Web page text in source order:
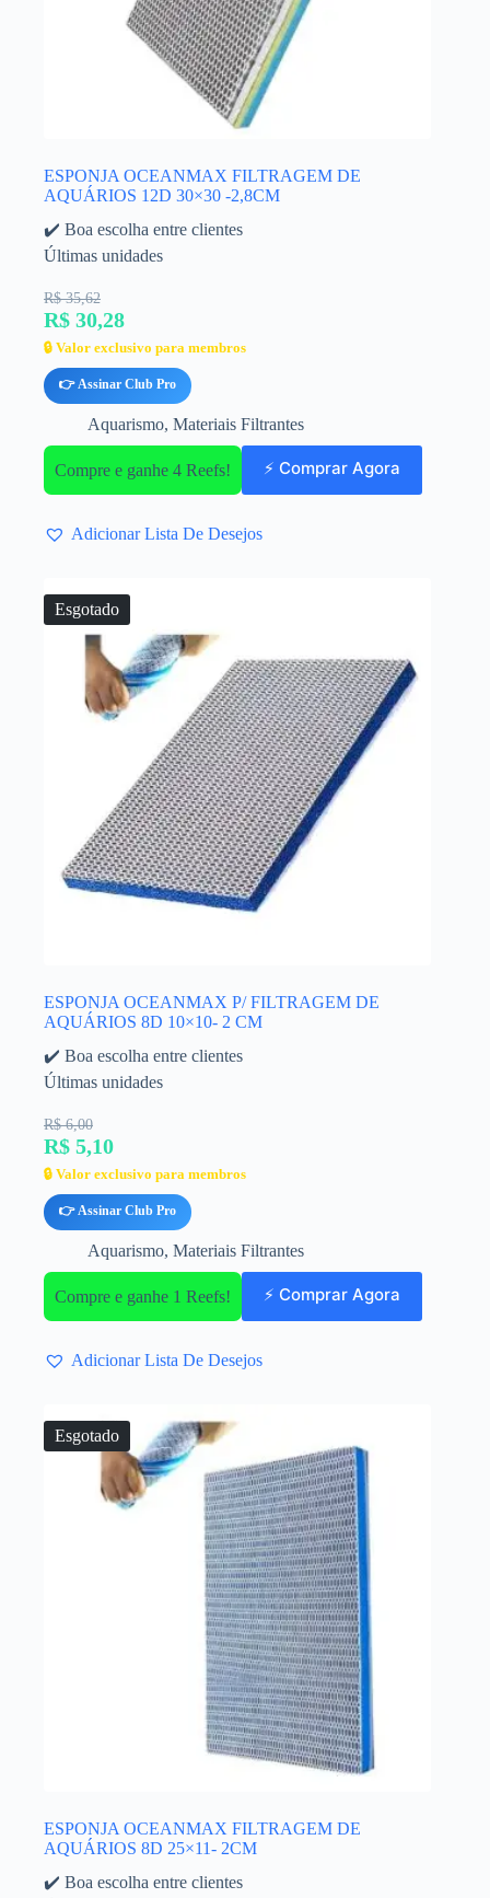
ESPONJA OCEANMAX FILTRAGEM DE
AQUÁRIOS 12D 30×30 -2,8CM
✔️ Boa escolha entre clientes
Últimas unidades
R$ 35,62
R$ 30,28
🔒 Valor exclusivo para membros
👉 Assinar Club Pro
Aquarismo, Materiais Filtrantes
Compre e ganhe 4 Reefs! ⚡ Comprar Agora
Adicionar Lista De Desejos
Esgotado
ESPONJA OCEANMAX P/ FILTRAGEM DE
AQUÁRIOS 8D 10×10- 2 CM
✔️ Boa escolha entre clientes
Últimas unidades
R$ 6,00
R$ 5,10
🔒 Valor exclusivo para membros
👉 Assinar Club Pro
Aquarismo, Materiais Filtrantes
Compre e ganhe 1 Reefs! ⚡ Comprar Agora
Adicionar Lista De Desejos
Esgotado
ESPONJA OCEANMAX FILTRAGEM DE
AQUÁRIOS 8D 25×11- 2CM
✔️ Boa escolha entre clientes